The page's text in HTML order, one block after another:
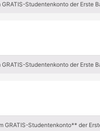
Studentenkonto der Erste
Studentenkonto der Erste
Studentenkonto** der